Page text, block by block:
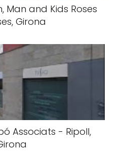
Man and Kids Roses
Girona
Associats - Ripoll,